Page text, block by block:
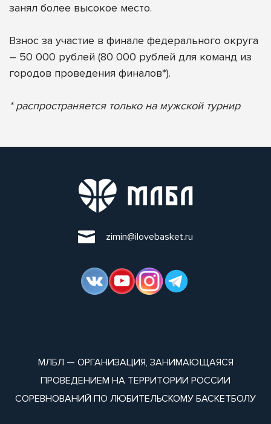
занял более высокое место.
Взнос за участие в финале федерального округа
– 50 000 рублей (80 000 рублей для команд из
городов проведения финалов*).
* распространяется только на мужской турнир
zimin@ilovebasket.ru
МЛБЛ — ОРГАНИЗАЦИЯ, ЗАНИМАЮЩАЯСЯ
ПРОВЕДЕНИЕМ НА ТЕРРИТОРИИ РОССИИ
СОРЕВНОВАНИЙ ПО ЛЮБИТЕЛЬСКОМУ БАСКЕТБОЛУ